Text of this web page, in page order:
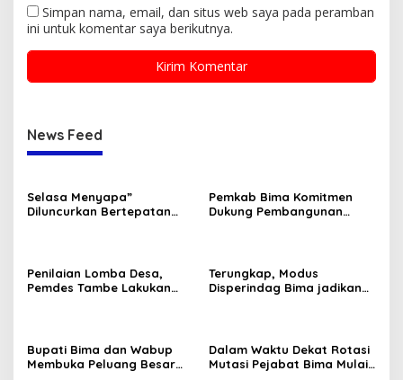
Simpan nama, email, dan situs web saya pada peramban
ini untuk komentar saya berikutnya.
News Feed
Selasa Menyapa”
Diluncurkan Bertepatan
Pemkab Bima Komitmen
Dukung Pembangunan
Penilaian Lomba Desa,
Pemdes Tambe Lakukan
Terungkap, Modus
Disperindag Bima jadikan
Bupati Bima dan Wabup
Membuka Peluang Besar
Dalam Waktu Dekat Rotasi
Mutasi Pejabat Bima Mulai